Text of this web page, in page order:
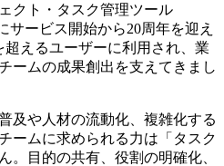
クト・タスク管理ツール
サービス開始から20周年を迎え
超えるユーザーに利用され、業
ームの成果創出を支えてきまし
及や人材の流動化、複雑化する
ームに求められる力は「タスク
。目的の共有、役割の明確化、